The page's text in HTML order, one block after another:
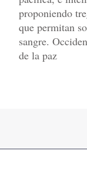
proponiendo
que permitan
sangre.
de la paz